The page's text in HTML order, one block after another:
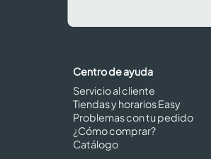
Centro de ayuda
Servicio al cliente
Tiendas y horarios Easy
Problemas con tu pedido
¿Cómo comprar?
Catálogo